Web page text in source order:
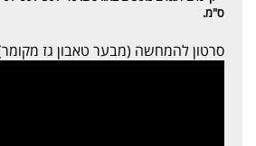
ס"מ.
סרטון להמחשה (מבער טאבון גז